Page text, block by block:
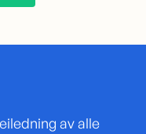
av alle